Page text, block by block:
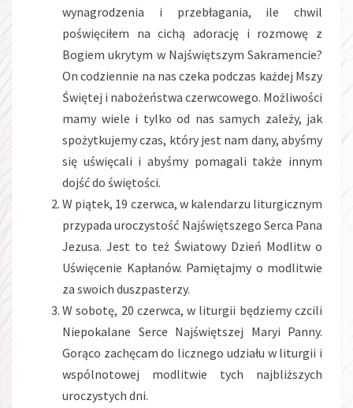
wynagrodzenia i przebłagania, ile chwil
poświęciłem na cichą adorację i rozmowę z
Bogiem ukrytym w Najświętszym Sakramencie?
On codziennie na nas czeka podczas każdej Mszy
Świętej i nabożeństwa czerwcowego. Możliwości
mamy wiele i tylko od nas samych zależy, jak
spożytkujemy czas, który jest nam dany, abyśmy
się uświęcali i abyśmy pomagali także innym
dojść do świętości.
W piątek, 19 czerwca, w kalendarzu liturgicznym
przypada uroczystość Najświętszego Serca Pana
Jezusa. Jest to też Światowy Dzień Modlitw o
Uświęcenie Kapłanów. Pamiętajmy o modlitwie
za swoich duszpasterzy.
W sobotę, 20 czerwca, w liturgii będziemy czcili
Niepokalane Serce Najświętszej Maryi Panny.
Gorąco zachęcam do licznego udziału w liturgii i
wspólnotowej modlitwie tych najbliższych
uroczystych dni.